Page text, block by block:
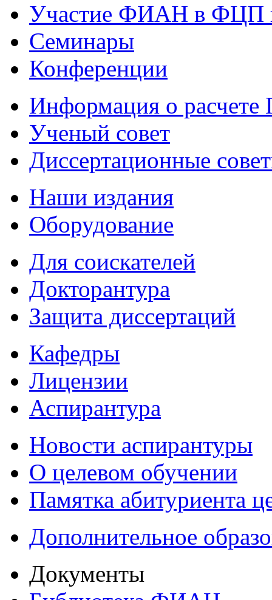
Участие ФИАН в ФЦП
Семинары
Конференции
Информация о
Ученый совет
Диссертационные
Наши издания
Оборудование
Для соискателей
Докторантура
Защита диссертаций
Кафедры
Лицензии
Аспирантура
Новости аспирантуры
О целевом обучении
Памятка абитуриента
Дополнительное
Документы